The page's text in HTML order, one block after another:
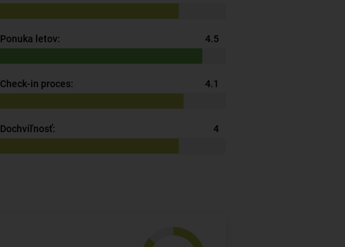
Ponuka letov: 4.5
Check-in proces: 4.1
Dochvíľnosť: 4